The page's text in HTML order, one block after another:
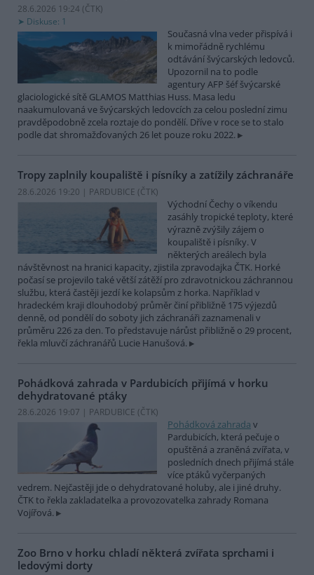
28.6.2026 19:24 (ČTK)
Diskuse: 1
Současná vlna veder přispívá i
k mimořádně rychlému
odtávání švýcarských ledovců.
Upozornil na to podle
agentury AFP šéf švýcarské
glaciologické sítě GLAMOS Matthias Huss. Masa ledu
naakumulovaná ve švýcarských ledovcích za celou poslední zimu
pravděpodobně zcela roztaje do pondělí. Dříve v roce se to stalo
podle dat shromažďovaných 26 let pouze roku 2022.
Tropy zaplnily koupaliště i písníky a zatížily záchranáře
28.6.2026 19:20 | PARDUBICE (ČTK)
Východní Čechy o víkendu
zasáhly tropické teploty, které
výrazně zvýšily zájem o
koupaliště i písníky. V
některých areálech byla
návštěvnost na hranici kapacity, zjistila zpravodajka ČTK. Horké
počasí se projevilo také větší zátěží pro zdravotnickou záchrannou
službu, která častěji jezdí ke kolapsům z horka. Například v
hradeckém kraji dlouhodobý průměr činí přibližně 175 výjezdů
denně, od pondělí do soboty jich záchranáři zaznamenali v
průměru 226 za den. To představuje nárůst přibližně o 29 procent,
řekla mluvčí záchranářů Lucie Hanušová.
Pohádková zahrada v Pardubicích přijímá v horku
dehydratované ptáky
28.6.2026 19:07 | PARDUBICE (ČTK)
Pohádková zahrada v
Pardubicích, která pečuje o
opuštěná a zraněná zvířata, v
posledních dnech přijímá stále
více ptáků vyčerpaných
vedrem. Nejčastěji jde o dehydratované holuby, ale i jiné druhy.
ČTK to řekla zakladatelka a provozovatelka zahrady Romana
Vojířová.
Zoo Brno v horku chladí některá zvířata sprchami i
ledovými dorty